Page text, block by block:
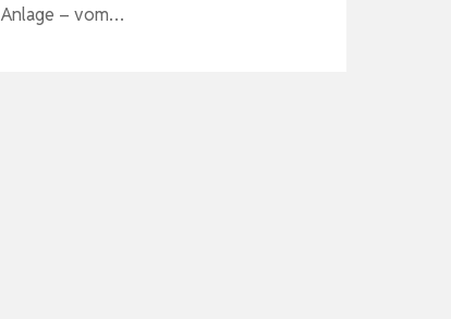
Anlage – vom…